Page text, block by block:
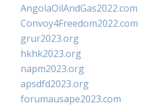
AngolaOilAndGas2022.com
Convoy4Freedom2022.com
grur2023.org
hkhk2023.org
napm2023.org
apsdfd2023.org
forumausape2023.com